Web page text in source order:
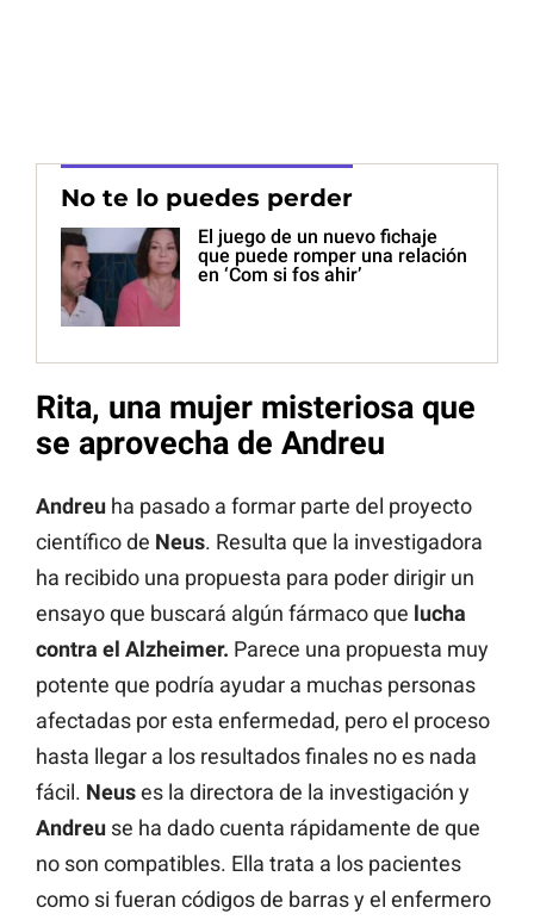
No te lo puedes perder
El juego de un nuevo fichaje
que puede romper una relación
en ‘Com si fos ahir’
Rita, una mujer misteriosa que
se aprovecha de Andreu
Andreu ha pasado a formar parte del proyecto
científico de Neus. Resulta que la investigadora
ha recibido una propuesta para poder dirigir un
ensayo que buscará algún fármaco que lucha
contra el Alzheimer. Parece una propuesta muy
potente que podría ayudar a muchas personas
afectadas por esta enfermedad, pero el proceso
hasta llegar a los resultados finales no es nada
fácil. Neuses la directora de la investigación y
Andreu se ha dado cuenta rápidamente de que
no son compatibles. Ella trata a los pacientes
como si fueran códigos de barras y el enfermero